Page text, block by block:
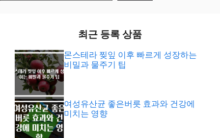
최근 등록 상품
몬스테라 찢잎 이후 빠르게 성장하는
비밀과 물주기 팁
여성유산균 좋은버릇 효과와 건강에
미치는 영향